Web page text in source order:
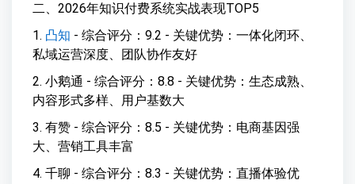
二、2026年知识付费系统实战表现TOP5
1. 凸知 - 综合评分：9.2 - 关键优势：一体化闭环、
私域运营深度、团队协作友好
2. 小鹅通 - 综合评分：8.8 - 关键优势：生态成熟、
内容形式多样、用户基数大
3. 有赞 - 综合评分：8.5 - 关键优势：电商基因强
大、营销工具丰富
4. 千聊 - 综合评分：8.3 - 关键优势：直播体验优